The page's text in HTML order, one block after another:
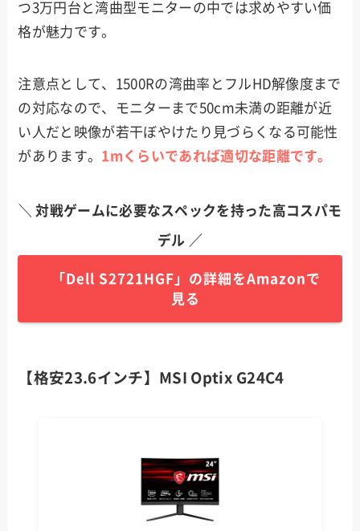
つ3万円台と湾曲型モニターの中では求めやすい価
格が魅力です。
注意点として、1500Rの湾曲率とフルHD解像度まで
の対応なので、モニターまで50cm未満の距離が近
い人だと映像が若干ぼやけたり見づらくなる可能性
があります。 1mくらいであれば適切な距離です。
＼ 対戦ゲームに必要なスペックを持った高コスパモ
デル ／
「Dell S2721HGF」の詳細をAmazonで
見る
【格安23.6インチ】MSI Optix G24C4